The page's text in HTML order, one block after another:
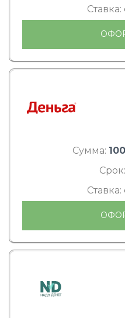
Ставка:
Сумма:
Срок:
Ставка: